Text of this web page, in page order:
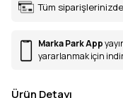
Tüm siparişlerinizde
Marka Park App
yararlanmak için
Ürün Detayı